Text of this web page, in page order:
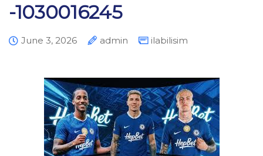
-1030016245
June 3, 2026 admin ilabilisim